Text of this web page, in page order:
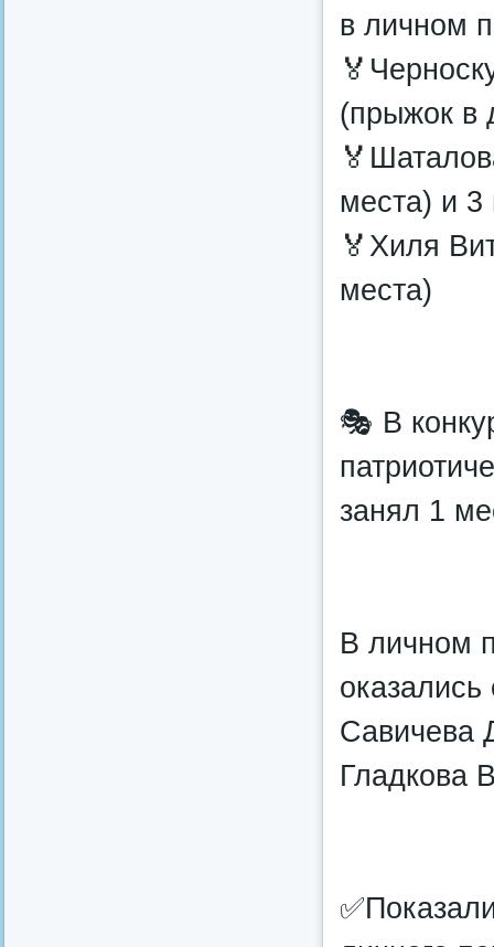
в личном
(прыжок в
места) и 3
🏅Хиля
места)
🎭 В
занял 1
В личном
Савичева
Гладкова